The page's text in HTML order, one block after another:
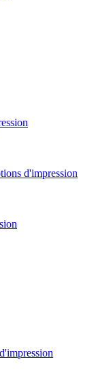
d'impression